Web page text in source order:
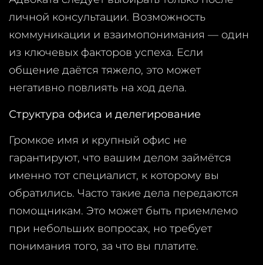
личной консультации. Возможность
коммуникации и взаимопонимания — один
из ключевых факторов успеха. Если
общение даётся тяжело, это может
негативно повлиять на ход дела.
Структура офиса и делегирование
Громкое имя и крупный офис не
гарантируют, что вашим делом займётся
именно тот специалист, к которому вы
обратились. Часто такие дела передаются
помощникам. Это может быть приемлемо
при небольших вопросах, но требует
понимания того, за что вы платите.